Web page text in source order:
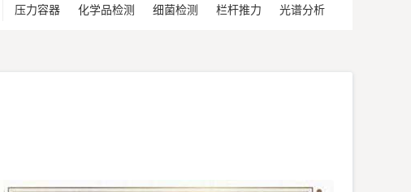
压力容器
化学品检测 细菌检测 栏杆推力 光谱分析